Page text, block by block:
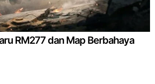
RM277 dan Map Berbahaya